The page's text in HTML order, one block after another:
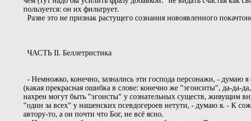
пользуется: он их фильтрует.
Разве это не признак растущего сознания новоявленного
ЧАСТЬ II. Беллетристика
- Немножко, конечно, зазнались эти господа персонажи, - думаю
(какая прекрасная ошибка в слове: конечно же "эгоиситы", да-да-
нахрен могут быть "эгоисты" у сознательных существ, живущим
"один за всех" у нашенских псевдогероев нетути, - думаю я. - К
автору-то, а он почти что Бог, не всё ясно.